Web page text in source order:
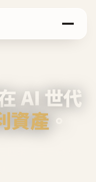
AI 世代
資產 。